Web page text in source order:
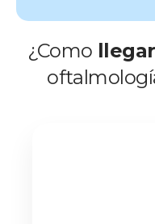
¿Como llegar